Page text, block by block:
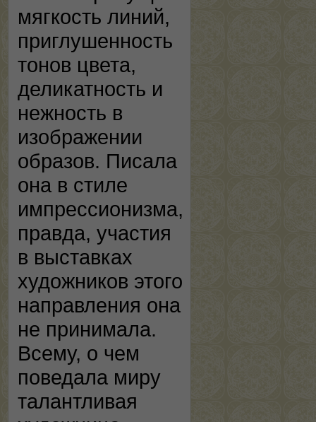
мягкость линий,
приглушенность
тонов цвета,
деликатность и
нежность в
изображении
образов. Писала
она в стиле
импрессионизма,
правда, участия
в выставках
художников этого
направления она
не принимала.
Всему, о чем
поведала миру
талантливая